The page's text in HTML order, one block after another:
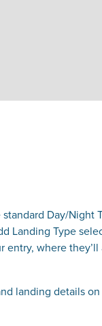
Day/Night
Landing Type
where they’ll
landing details